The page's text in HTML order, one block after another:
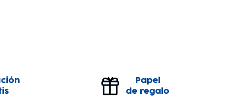
Papel
de regalo